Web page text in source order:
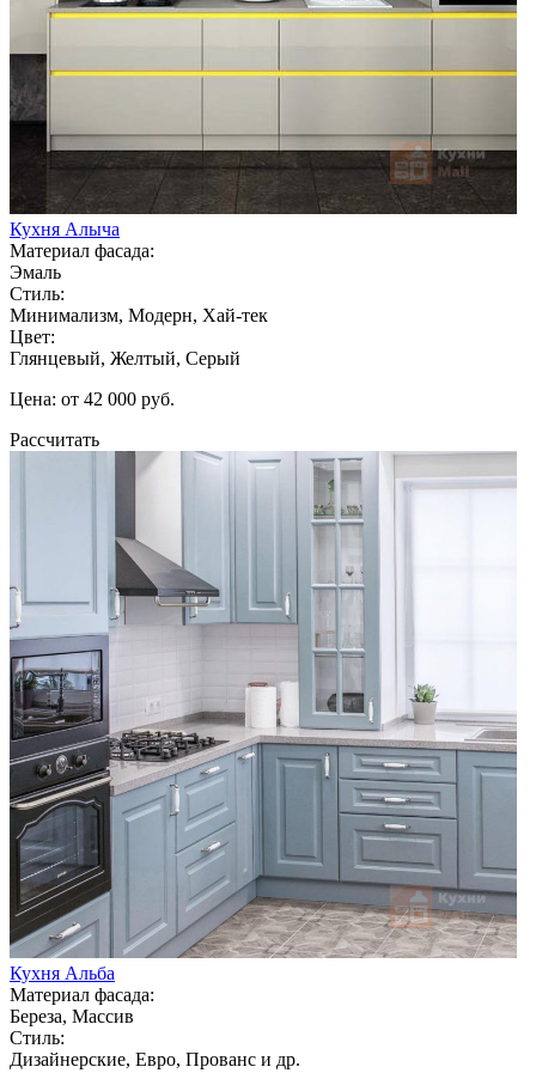
Кухня Алыча
Материал фасада:
Эмаль
Стиль:
Минимализм, Модерн, Хай-тек
Цвет:
Глянцевый, Желтый, Серый
Цена: от 42 000 руб.
Рассчитать
Кухня Альба
Материал фасада:
Береза, Массив
Стиль:
Дизайнерские, Евро, Прованс и др.